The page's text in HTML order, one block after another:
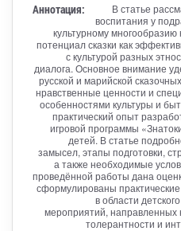
Аннотация:
В статье
воспитания у
культурному
потенциал сказки как
с культурой разных
диалога. Основное внимание
русской и марийской
нравственные ценности и
особенностями культуры и
практический опыт
игровой программы
детей. В статье
замысел, этапы подготовки,
а также необходимые
проведённой работы дана
сформулированы
в области
мероприятий,
толерантности и